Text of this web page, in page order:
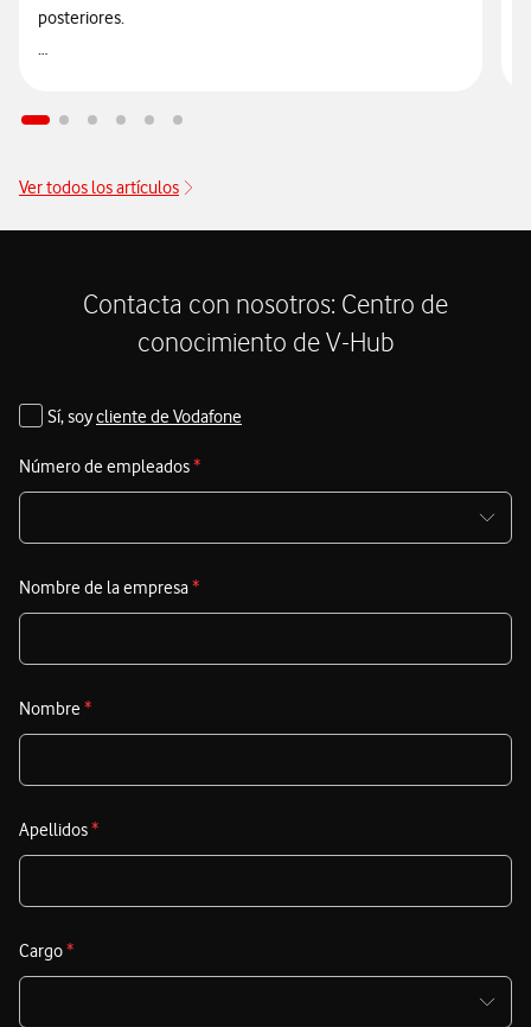
posteriores.
Microsoft 365 Copilot cambia esta rutina, ya que permite
Microsoft 365, sin necesidad de recurrir a servicios
externos.
Ver todos los artículos
Contacta con nosotros: Centro de
conocimiento de V-Hub
Sí, soycliente de Vodafone
Número de empleados*
Nombre de la empresa*
Nombre *
Apellidos*
Cargo*